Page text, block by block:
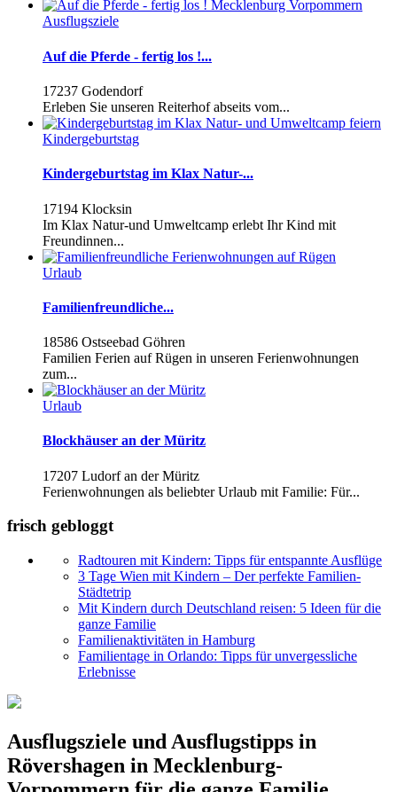
Ausflugsziele
Auf die Pferde - fertig los !...
17237 Godendorf
Erleben Sie unseren Reiterhof abseits vom...
Kindergeburtstag
Kindergeburtstag im Klax Natur-...
17194 Klocksin
Im Klax Natur-und Umweltcamp erlebt Ihr Kind mit
Freundinnen...
Urlaub
Familienfreundliche...
18586 Ostseebad Göhren
Familien Ferien auf Rügen in unseren Ferienwohnungen
zum...
Urlaub
Blockhäuser an der Müritz
17207 Ludorf an der Müritz
Ferienwohnungen als beliebter Urlaub mit Familie: Für...
frisch gebloggt
Radtouren mit Kindern: Tipps für entspannte Ausflüge
3 Tage Wien mit Kindern – Der perfekte Familien-
Städtetrip
Mit Kindern durch Deutschland reisen: 5 Ideen für die
ganze Familie
Familienaktivitäten in Hamburg
Familientage in Orlando: Tipps für unvergessliche
Erlebnisse
Ausflugsziele und Ausflugstipps in
Rövershagen in Mecklenburg-